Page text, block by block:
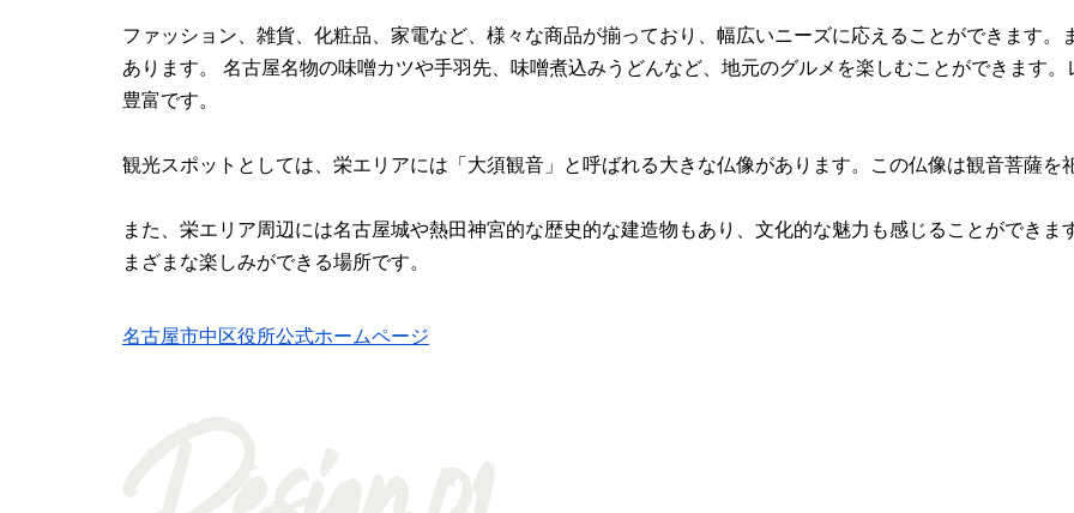
ファッション、雑貨、化粧品、家電など、様々な商品が揃っており、幅広いニーズに応えることができます
あります。 名古屋名物の味噌カツや手羽先、味噌煮込みうどんなど、地元のグルメを楽しむことができます
豊富です。
観光スポットとしては、栄エリアには「大須観音」と呼ばれる大きな仏像があります。この仏像は観音菩薩を
また、栄エリア周辺には名古屋城や熱田神宮的な歴史的な建造物もあり、文化的な魅力も感じることができ
まざまな楽しみができる場所です。
名古屋市中区役所公式ホームページ